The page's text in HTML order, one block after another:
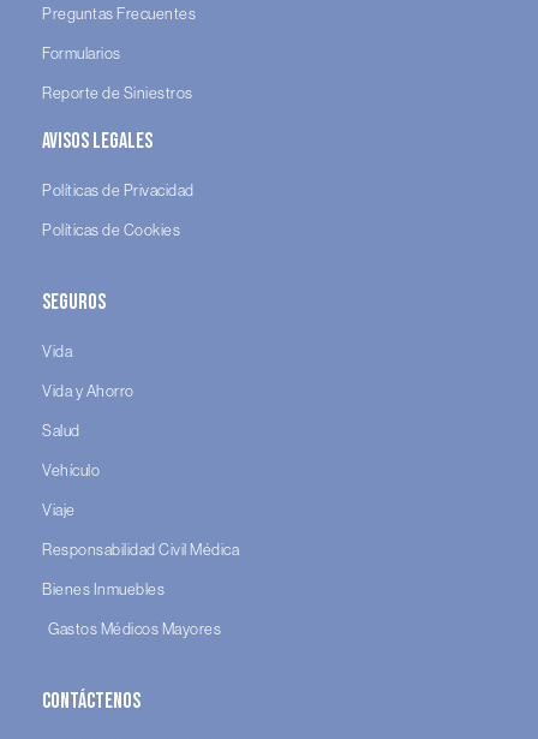
Preguntas Frecuentes
Formularios
Reporte de Siniestros
Avisos legales
Políticas de Privacidad
Políticas de Cookies
Seguros
Vida
Vida y Ahorro
Salud
Vehículo
Viaje
Responsabilidad Civil Médica
Bienes Inmuebles
Gastos Médicos Mayores
Contáctenos